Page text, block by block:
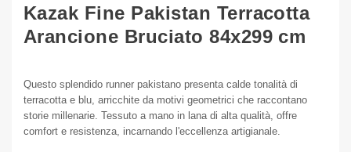
Kazak Fine Pakistan Terracotta
Arancione Bruciato 84x299 cm
Questo splendido runner pakistano presenta calde tonalità di
terracotta e blu, arricchite da motivi geometrici che raccontano
storie millenarie. Tessuto a mano in lana di alta qualità, offre
comfort e resistenza, incarnando l'eccellenza artigianale.